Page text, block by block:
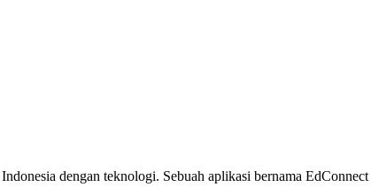
dengan teknologi. Sebuah aplikasi bernama